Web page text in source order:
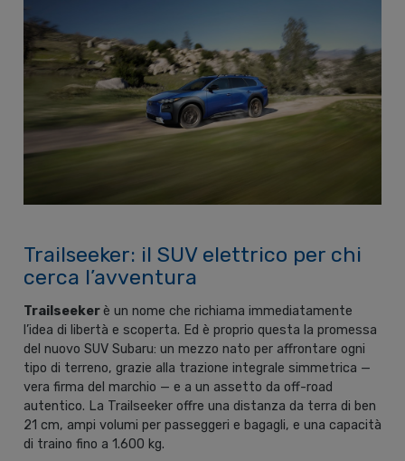
Trailseeker: il SUV elettrico per chi
cerca l’avventura
Trailseekerè un nome che richiama immediatamente
l’idea di libertà e scoperta. Ed è proprio questa la promessa
del nuovo SUV Subaru: un mezzo nato per affrontare ogni
tipo di terreno, grazie alla trazione integrale simmetrica —
vera firma del marchio — e a un assetto da off-road
autentico. La Trailseeker offre una distanza da terra di ben
21 cm, ampi volumi per passeggeri e bagagli, e una capacità
di traino fino a 1.600 kg.